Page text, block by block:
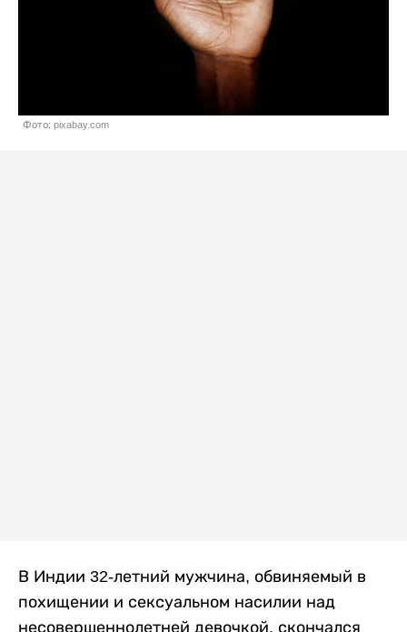
Фото: pixabay.com
В Индии 32-летний мужчина, обвиняемый в
похищении и сексуальном насилии над
несовершеннолетней девочкой, скончался